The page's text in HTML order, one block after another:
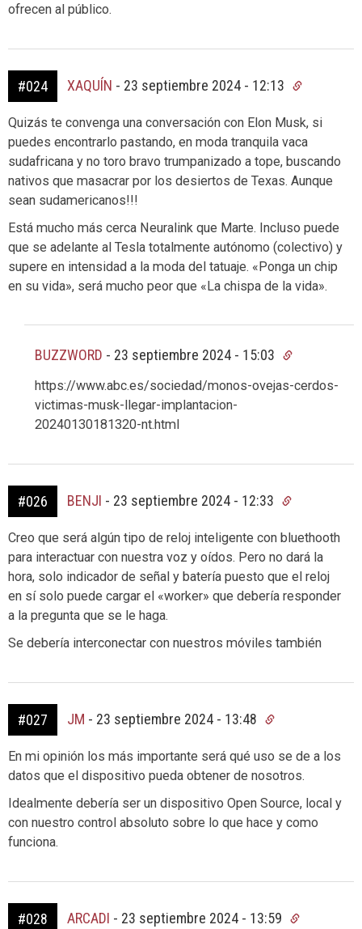
ofrecen al público.
#024 XAQUÍN - 23 septiembre 2024 - 12:13
Quizás te convenga una conversación con Elon Musk, si
puedes encontrarlo pastando, en moda tranquila vaca
sudafricana y no toro bravo trumpanizado a tope, buscando
nativos que masacrar por los desiertos de Texas. Aunque
sean sudamericanos!!!
Está mucho más cerca Neuralink que Marte. Incluso puede
que se adelante al Tesla totalmente autónomo (colectivo) y
supere en intensidad a la moda del tatuaje. «Ponga un chip
en su vida», será mucho peor que «La chispa de la vida».
BUZZWORD - 23 septiembre 2024 - 15:03
https://www.abc.es/sociedad/monos-ovejas-cerdos-
victimas-musk-llegar-implantacion-
20240130181320-nt.html
#026 BENJI - 23 septiembre 2024 - 12:33
Creo que será algún tipo de reloj inteligente con bluethooth
para interactuar con nuestra voz y oídos. Pero no dará la
hora, solo indicador de señal y batería puesto que el reloj
en sí solo puede cargar el «worker» que debería responder
a la pregunta que se le haga.
Se debería interconectar con nuestros móviles también
#027 JM - 23 septiembre 2024 - 13:48
En mi opinión los más importante será qué uso se de a los
datos que el dispositivo pueda obtener de nosotros.
Idealmente debería ser un dispositivo Open Source, local y
con nuestro control absoluto sobre lo que hace y como
funciona.
#028 ARCADI - 23 septiembre 2024 - 13:59